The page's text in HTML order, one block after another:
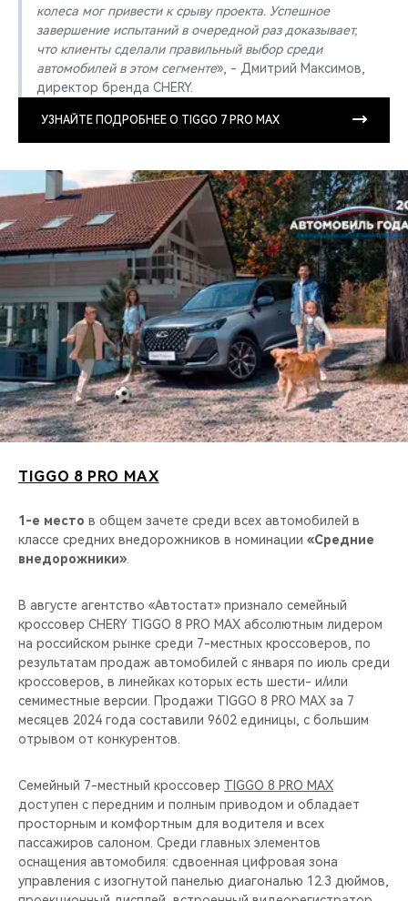
колеса мог привести к срыву проекта. Успешное
завершение испытаний в очередной раз доказывает,
что клиенты сделали правильный выбор среди
автомобилей в этом сегменте», - Дмитрий Максимов,
директор бренда CHERY.
УЗНАЙТЕ ПОДРОБНЕЕ О TIGGO 7 PRO MAX
TIGGO 8 PRO MAX
1-е место в общем зачете среди всех автомобилей в
классе средних внедорожников в номинации «Средние
внедорожники»
В августе агентство «Автостат» признало семейный
кроссовер CHERY TIGGO 8 PRO MAX абсолютным лидером
на российском рынке среди 7-местных кроссоверов, по
результатам продаж автомобилей с января по июль среди
кроссоверов, в линейках которых есть шести- и/или
семиместные версии. Продажи TIGGO 8 PRO MAX за 7
месяцев 2024 года составили 9602 единицы, с большим
отрывом от конкурентов.
Семейный 7-местный кроссовер TIGGO 8 PRO MAX
доступен с передним и полным приводом и обладает
просторным и комфортным для водителя и всех
пассажиров салоном. Среди главных элементов
оснащения автомобиля: сдвоенная цифровая зона
управления с изогнутой панелью диагональю 12.3 дюймов,